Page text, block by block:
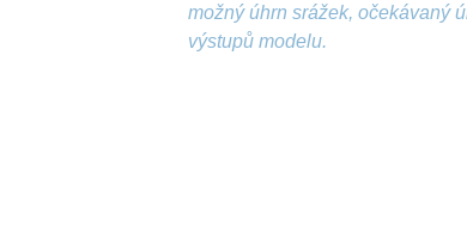
možný úhrn srážek, očekávaný
výstupů modelu.